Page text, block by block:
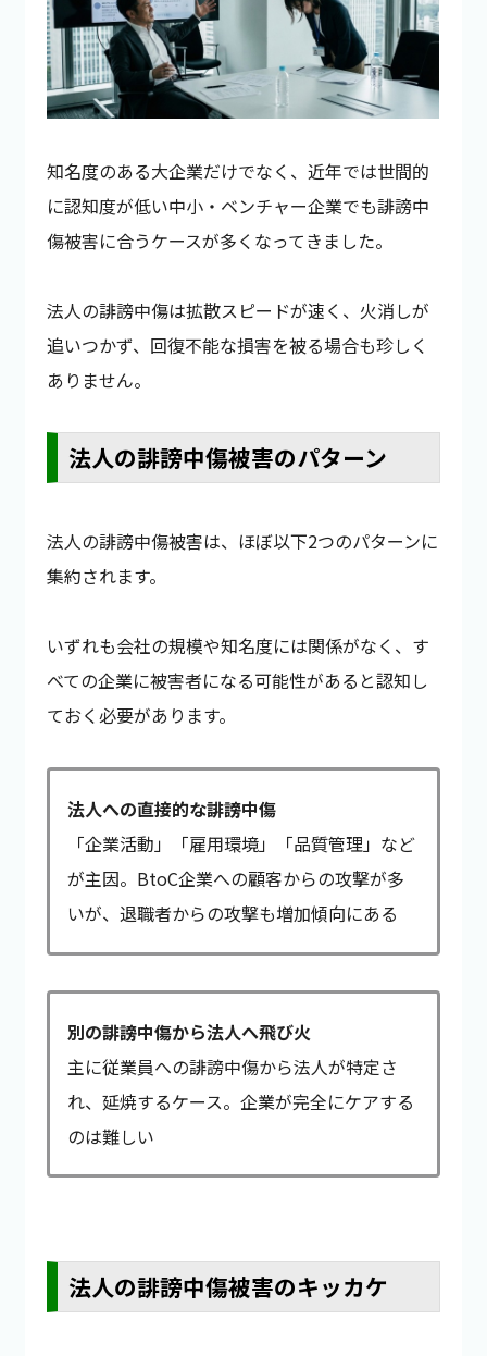
知名度のある大企業だけでなく、近年では世間的
に認知度が低い中小・ベンチャー企業でも誹謗中
傷被害に合うケースが多くなってきました。
法人の誹謗中傷は拡散スピードが速く、火消しが
追いつかず、回復不能な損害を被る場合も珍しく
ありません。
法人の誹謗中傷被害のパターン
法人の誹謗中傷被害は、ほぼ以下2つのパターンに
集約されます。
いずれも会社の規模や知名度には関係がなく、す
べての企業に被害者になる可能性があると認知し
ておく必要があります。
法人への直接的な誹謗中傷
「企業活動」「雇用環境」「品質管理」など
が主因。BtoC企業への顧客からの攻撃が多
いが、退職者からの攻撃も増加傾向にある
別の誹謗中傷から法人へ飛び火
主に従業員への誹謗中傷から法人が特定さ
れ、延焼するケース。企業が完全にケアする
のは難しい
法人の誹謗中傷被害のキッカケ